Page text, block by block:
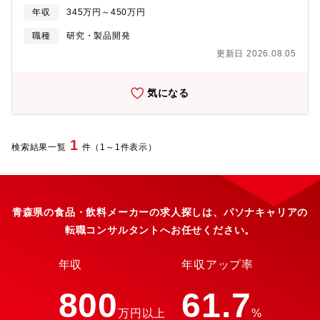
庫管理 等※全体の管理・運営をするとともに、実際の加工場に
て水産食料品の製造及び加工作業も合わせてお任せいたします。■
組織体制：・4つの工場合わせ、10名程度の人員が所属していま
す。・中途でご入社いただいている方が多い傾向にあります。■キ
つの工場を保有しており、まずは現場で経験を積みながら、全体
の運営・管理に携わっていただきます。・当社には業界経験の有
無を問わず、未経験の方も多く活躍しております。慣れない業務
制が整っています。■ポジションの魅力：・当社は、付加価値の高
す。・学歴や経歴は一切不要です。自分のやる気、能力を認めて
くれる企業気質があり、思い切って新しい業務にチャレンジする
ことで自身の成長へ繋げていくことが可能です。
年収 345万円～450万円
職種
研究・製品開発
更新日 2026.08.05
気になる
検索結果一覧 1 件（1～1件表示）
青森県の食品・飲料メーカーの求人探しは、パソナキャリアの
転職コンサルタントへお任せください。
年収
800万円以上
年収アップ率
61.7%